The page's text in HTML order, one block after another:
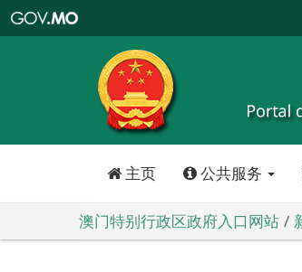
特
政
区
政
口
主页 公共服务
澳门特别行政区政府入口网站